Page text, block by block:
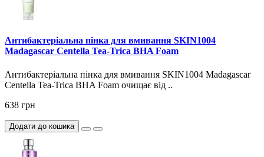
Антибактеріальна пінка для вмивання SKIN1004
Madagascar Centella Tea-Trica BHA Foam
Антибактеріальна пінка для вмивання SKIN1004 Madagascar
Centella Tea-Trica BHA Foam очищає від ..
638 грн
Додати до кошика